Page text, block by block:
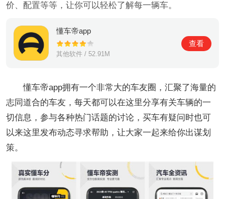
价、配置等等，让你可以轻松了解每一辆车。
懂车帝app
其他软件 / 52.91M
查看
懂车帝app拥有一个非常大的车友圈，汇聚了海量的
志同道合的车友，每天都可以在这里分享有关车辆的一
切信息，参与各种热门话题的讨论，买车有疑问时也可
以来这里发布动态寻求帮助，让大家一起来给你出谋划
策。